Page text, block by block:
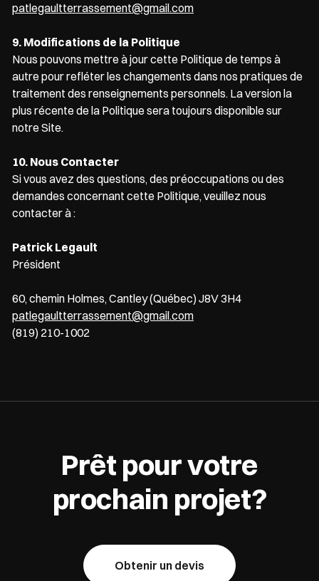
patlegaultterrassement@gmail.com
9. Modifications de la Politique
Nous pouvons mettre à jour cette Politique de temps à
autre pour refléter les changements dans nos pratiques de
traitement des renseignements personnels. La version la
plus récente de la Politique sera toujours disponible sur
notre Site.
10. Nous Contacter
Si vous avez des questions, des préoccupations ou des
demandes concernant cette Politique, veuillez nous
contacter à :
Patrick Legault
Président
60, chemin Holmes, Cantley (Québec) J8V 3H4
patlegaultterrassement@gmail.com
(819) 210-1002
Prêt pour votre
prochain projet?
Obtenir un devis